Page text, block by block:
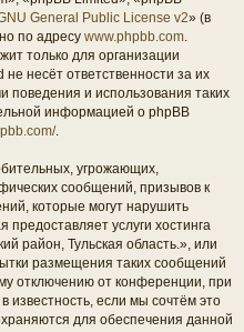
General Public License v2» (в
по адресу www.phpbb.com
только для организации
несёт ответственности за их
поведения и использования таких
информацией о phpBB
.
угрожающих,
сообщений, призывов к
которые могут нарушить
услуги хостинга
район, Тульская область.», или
размещения таких сообщений
отключению от конференции, при
известность, если мы сочтём это
для обеспечения данной